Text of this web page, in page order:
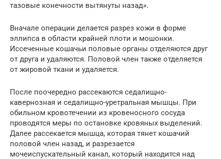
тазовые конечности вытянуты назад».
Вначале операции делается разрез кожи в форме
эллипса в области крайней плоти и мошонки.
Иссеченные кошачьи половые органы отделяются друг
от друга и удаляются. Половой член также отделяется
от жировой ткани и удаляется.
После поочередно рассекаются седалищно-
кавернозная и седалищно-уретральная мышцы. При
обильном кровотечении из кровеносного сосуда
проводятся меры по остановке кровяных выделений.
Далее рассекается мышца, которая тянет кошачий
половой член назад, и разрезается
мочеиспускательный канал, который находится над